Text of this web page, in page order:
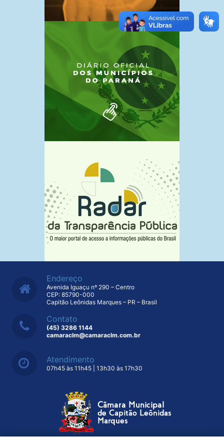
Endereço
Avenida Iguaçu nº 290 – Centro
CEP: 85790-000
Capitão Leônidas Marques – PR – Brasil
Contato
(45) 3286 1144
camaraclm@camaraclm.com.br
Atendimento
07h45 às 11h45 | 13h30 às 17h30